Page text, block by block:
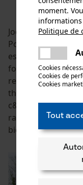
Jochen Weber,
Pour les Pros du
est tout aussi
fortement liée à la
responsable dans
thème de la
c&#338;ur. Tout
racines dans cette
bien-être général".
moment.
Politique de
Cookies
Cookies de
Cookies
Tout
Une
essayer
partager
partager
mail